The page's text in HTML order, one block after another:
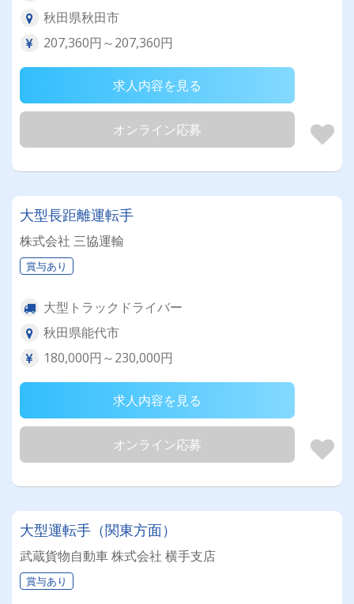
秋田県秋田市
207,360円～207,360円
求人内容を見る
オンライン応募
大型長距離運転手
株式会社 三協運輸
賞与あり
大型トラックドライバー
秋田県能代市
180,000円～230,000円
求人内容を見る
オンライン応募
大型運転手（関東方面）
武蔵貨物自動車 株式会社 横手支店
賞与あり